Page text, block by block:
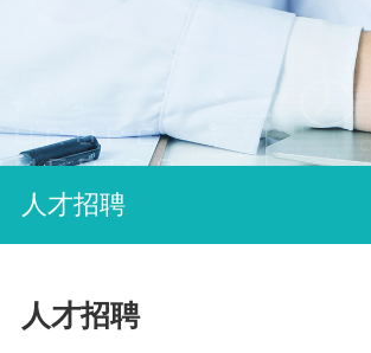
人才招聘
人才招聘